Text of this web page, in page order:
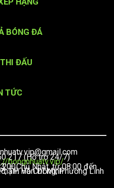
BÓNG ĐÁ
ĐẤU
TỨC
217 (Hỗ trợ 24/7)
bongnhuatv.vip/
Nhật, từ 08:00 đến 23:00
Tây, TP. Thủ Đức, TP. Hồ Chí Minh